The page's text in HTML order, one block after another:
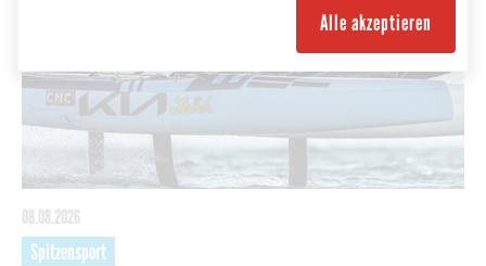
Spitzensport
08.08.2026
Alle akzeptieren